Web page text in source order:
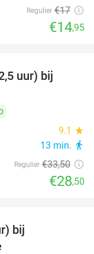
Regulier €17
€14,95
uur) bij
9.1 star
13 min. directions_walk
Regulier €33,50
€28,50
bij